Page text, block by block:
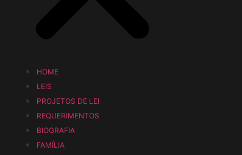
HOME
LEIS
PROJETOS DE LEI
REQUERIMENTOS
BIOGRAFIA
FAMÍLIA